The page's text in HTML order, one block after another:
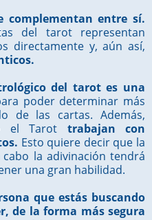
complementan entre sí.
del tarot representan
directamente y, aún así,
del tarot es una
poder determinar más
de las cartas. Además,
el Tarot trabajan con
Esto quiere decir que la
la adivinación tendrá
una gran habilidad.
que estás buscando
de la forma más segura